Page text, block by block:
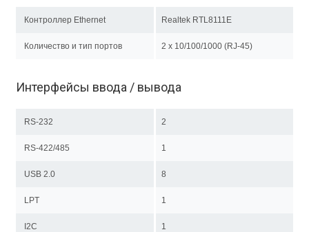
Контроллер Ethernet Realtek RTL8111E
Количество и тип портов 2 х 10/100/1000 (RJ-45)
Интерфейсы ввода / вывода
RS-232 2
RS-422/485 1
USB 2.0 8
LPT 1
I2C 1